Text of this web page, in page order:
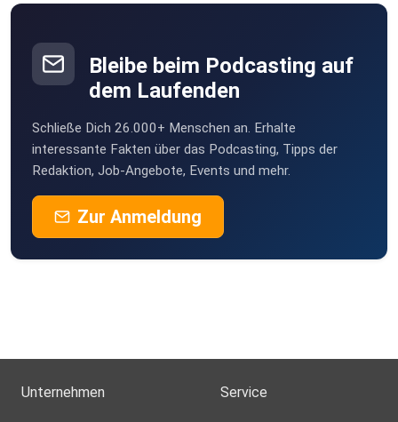
Bleibe beim Podcasting auf
dem Laufenden
Schließe Dich 26.000+ Menschen an. Erhalte
interessante Fakten über das Podcasting, Tipps der
Redaktion, Job-Angebote, Events und mehr.
Zur Anmeldung
Unternehmen Service